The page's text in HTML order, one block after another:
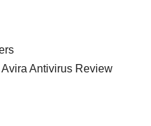
Antivirus Review